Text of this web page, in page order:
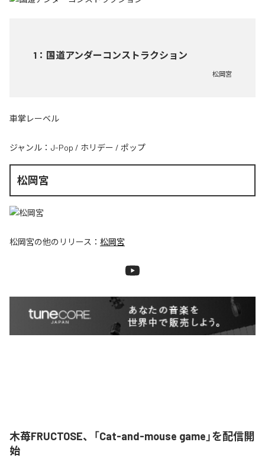
1 ： 国道アンダーコンストラクション
松岡宮
車掌レーベル
ジャンル： J-Pop / ホリデー / ポップ
松岡宮
松岡宮の他のリリース： 松岡宮
木苺FRUCTOSE、「Cat-and-mouse game」を配信開
始